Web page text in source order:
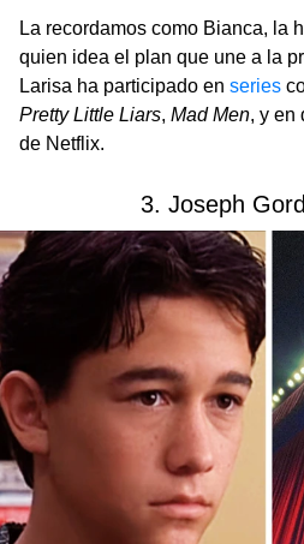
La recordamos como Bianca, la
quien idea el plan que une a la
Larisa ha participado en series
Pretty Little Liars, Mad Men, y en
de Netflix.
3. Joseph